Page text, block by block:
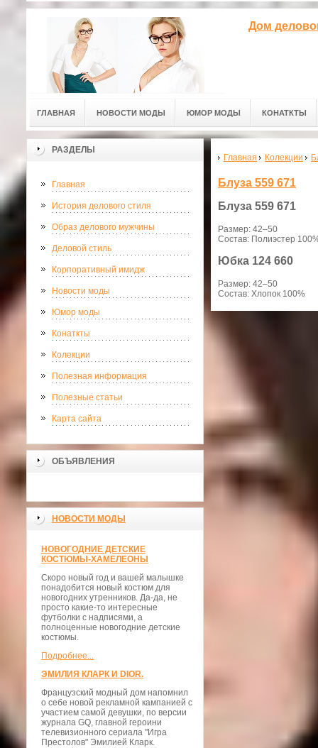
Дом
ГЛАВНАЯ НОВОСТИ МОДЫ ЮМОР МОДЫ КОНАТКТЫ
РАЗДЕЛЫ
Главная
История делового стиля
Образ делового мужчины
Деловой стиль
Корпоративный имидж
Новости моды
Юмор моды
Конаткты
Колекции
Полезная информация
Полезные статьи
Карта сайта
ОБЪЯВЛЕНИЯ
НОВОСТИ МОДЫ
НОВОГОДНИЕ ДЕТСКИЕ
КОСТЮМЫ-ХАМЕЛЕОНЫ
Скоро новый год и вашей малышке
понадобится новый костюм для
новогодних утренников. Да-да, не
просто какие-то интересные
футболки с надписями, а
полноценные новогодние детские
костюмы.
Подробнее...
ЭМИЛИЯ КЛАРК И DIOR.
Французский модный дом напомнил
о себе новой рекламной кампанией с
участием самой девушки, по версии
журнала GQ, главной героини
телевизионного сериала "Игра
Престолов" Эмилией Кларк.
Главная Колекции
Блуза 559 671
Блуза 559 671
Размер: 42–50
Состав: Полиэстер
Юбка 124 660
Размер: 42–50
Состав: Хлопок 100%